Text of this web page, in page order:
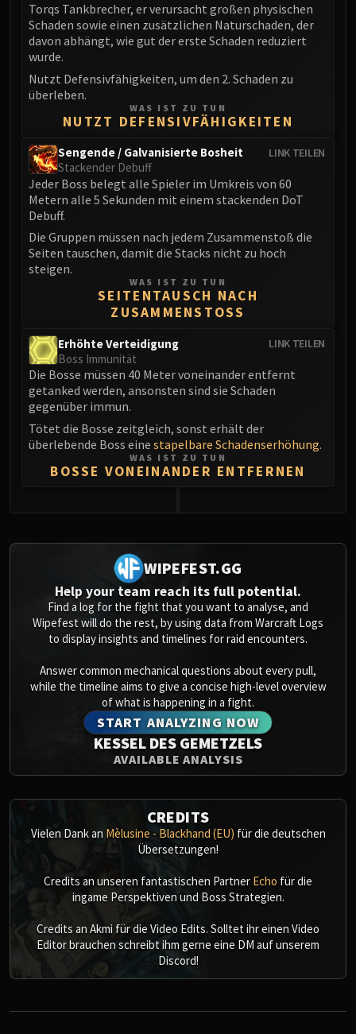
Torqs Tankbrecher, er verursacht großen physischen
Schaden sowie einen zusätzlichen Naturschaden, der
davon abhängt, wie gut der erste Schaden reduziert
wurde.
Nutzt Defensivfähigkeiten, um den 2. Schaden zu
überleben.
WAS IST ZU TUN
NUTZT DEFENSIVFÄHIGKEITEN
LINK TEILEN
Sengende / Galvanisierte Bosheit
Stackender Debuff
Jeder Boss belegt alle Spieler im Umkreis von 60
Metern alle 5 Sekunden mit einem stackenden DoT
Debuff.
Die Gruppen müssen nach jedem Zusammenstoß die
Seiten tauschen, damit die Stacks nicht zu hoch
steigen.
WAS IST ZU TUN
SEITENTAUSCH NACH
ZUSAMMENSTOSS
LINK TEILEN
Erhöhte Verteidigung
Boss Immunität
Die Bosse müssen 40 Meter voneinander entfernt
getanked werden, ansonsten sind sie Schaden
gegenüber immun.
Tötet die Bosse zeitgleich, sonst erhält der
überlebende Boss eine stapelbare Schadenserhöhung.
WAS IST ZU TUN
BOSSE VONEINANDER ENTFERNEN
WIPEFEST.GG
Help your team reach its full potential.
Find a log for the fight that you want to analyse, and
Wipefest will do the rest, by using data from Warcraft Logs
to display insights and timelines for raid encounters.
Answer common mechanical questions about every pull,
while the timeline aims to give a concise high-level overview
of what is happening in a fight.
START ANALYZING NOW
KESSEL DES GEMETZELS
AVAILABLE ANALYSIS
CREDITS
Vielen Dank an Mèlusine - Blackhand (EU) für die deutschen
Übersetzungen!
Credits an unseren fantastischen Partner Echo für die
ingame Perspektiven und Boss Strategien.
Credits an Akmi für die Video Edits. Solltet ihr einen Video
Editor brauchen schreibt ihm gerne eine DM auf unserem
Discord!